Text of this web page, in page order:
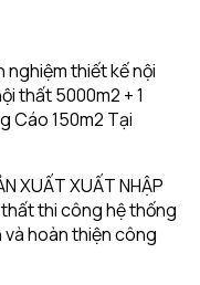
nghiệm thiết kế nội
thất 5000m2 + 1
Cáo 150m2 Tại
XUẤT XUẤT NHẬP
thất thi công hệ thống
và hoàn thiện công